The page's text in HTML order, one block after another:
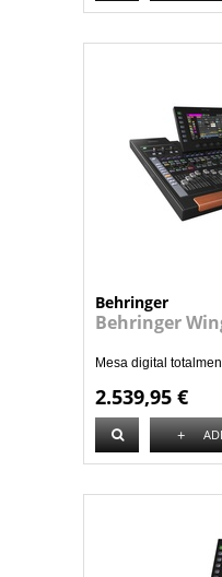
Behringer
Behringer
Mesa digital
2.539,95 €
+